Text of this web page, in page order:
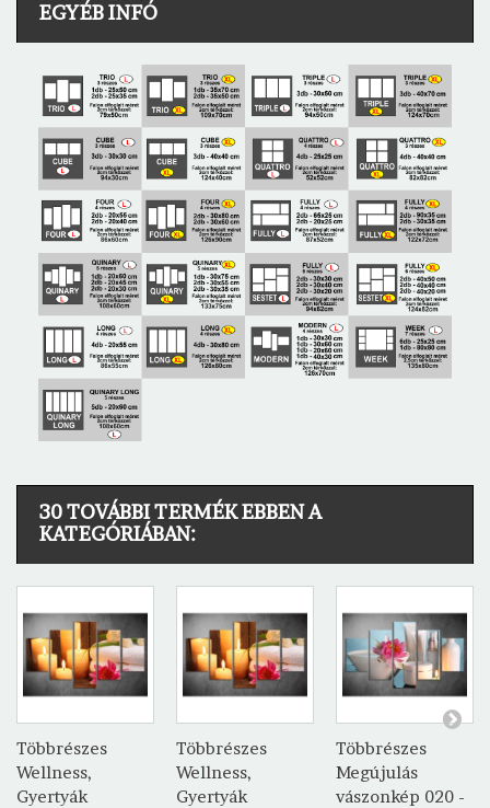
EGYÉB INFÓ
30 TOVÁBBI TERMÉK EBBEN A
KATEGÓRIÁBAN:
Többrészes
Wellness,
Gyertyák
Többrészes
Wellness,
Gyertyák
Többrészes
Megújulás
vászonkép 020 -